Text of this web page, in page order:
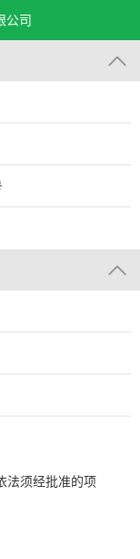
公司
法须经批准的项